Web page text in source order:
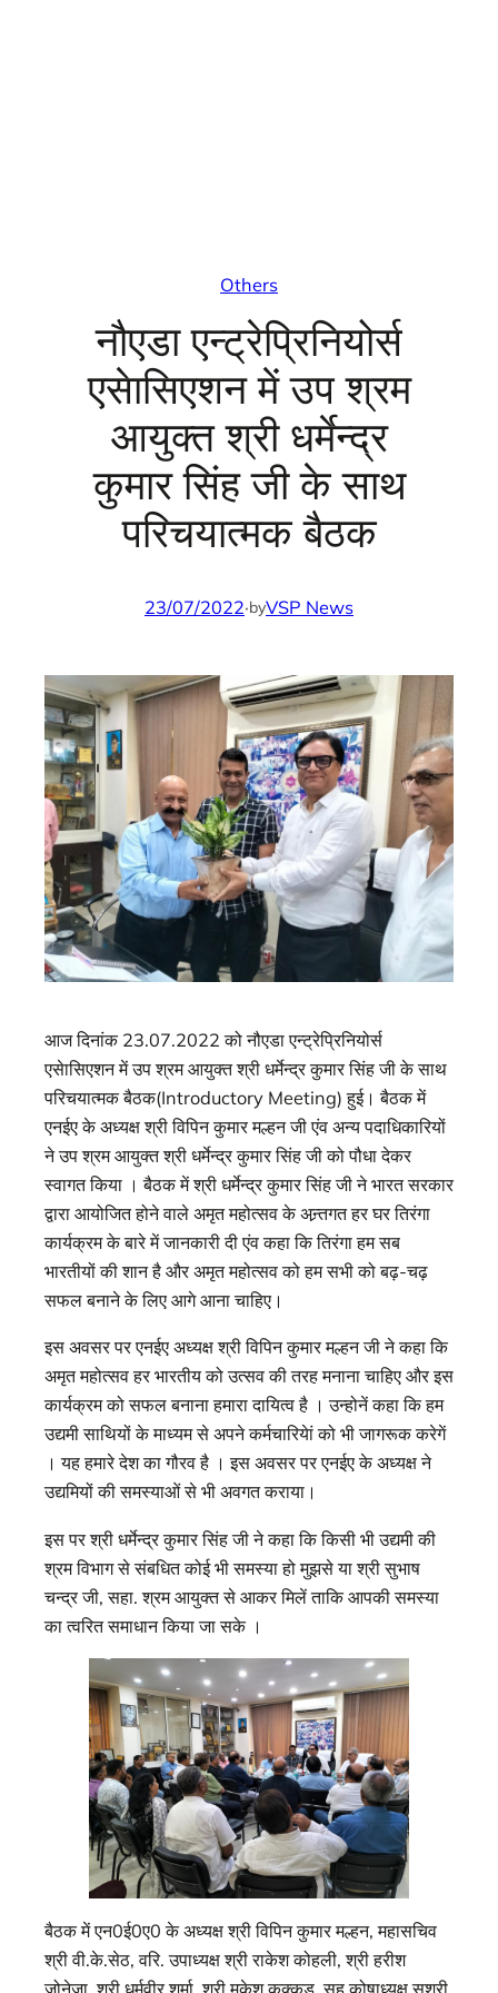
Others
नौएडा एन्ट्रेप्रिनियोर्स
एसेासिएशन में उप श्रम
आयुक्त श्री धर्मेन्द्र
कुमार सिंह जी के साथ
परिचयात्मक बैठक
23/07/2022·byVSP News
आज दिनांक 23.07.2022 को नौएडा एन्ट्रेप्रिनियोर्स
एसेासिएशन में उप श्रम आयुक्त श्री धर्मेन्द्र कुमार सिंह जी के साथ
परिचयात्मक बैठक(Introductory Meeting) हुई। बैठक में
एनईए के अध्यक्ष श्री विपिन कुमार मल्हन जी एंव अन्य पदाधिकारियों
ने उप श्रम आयुक्त श्री धर्मेन्द्र कुमार सिंह जी को पौधा देकर
स्वागत किया । बैठक में श्री धर्मेन्द्र कुमार सिंह जी ने भारत सरकार
द्वारा आयोजित होने वाले अमृत महोत्सव के अन्र्तगत हर घर तिरंगा
कार्यक्रम के बारे में जानकारी दी एंव कहा कि तिरंगा हम सब
भारतीयों की शान है और अमृत महोत्सव को हम सभी को बढ़-चढ़
सफल बनाने के लिए आगे आना चाहिए।
इस अवसर पर एनईए अध्यक्ष श्री विपिन कुमार मल्हन जी ने कहा कि
अमृत महोत्सव हर भारतीय को उत्सव की तरह मनाना चाहिए और इस
कार्यक्रम को सफल बनाना हमारा दायित्व है । उन्होनें कहा कि हम
उद्यमी साथियों के माध्यम से अपने कर्मचारियेां को भी जागरूक करेगें
। यह हमारे देश का गौरव है । इस अवसर पर एनईए के अध्यक्ष ने
उद्यमियों की समस्याओं से भी अवगत कराया।
इस पर श्री धर्मेन्द्र कुमार सिंह जी ने कहा कि किसी भी उद्यमी की
श्रम विभाग से संबधित कोई भी समस्या हो मुझसे या श्री सुभाष
चन्द्र जी, सहा. श्रम आयुक्त से आकर मिलें ताकि आपकी समस्या
का त्वरित समाधान किया जा सके ।
बैठक में एन0ई0ए0 के अध्यक्ष श्री विपिन कुमार मल्हन, महासचिव
श्री वी.के.सेठ, वरि. उपाध्यक्ष श्री राकेश कोहली, श्री हरीश